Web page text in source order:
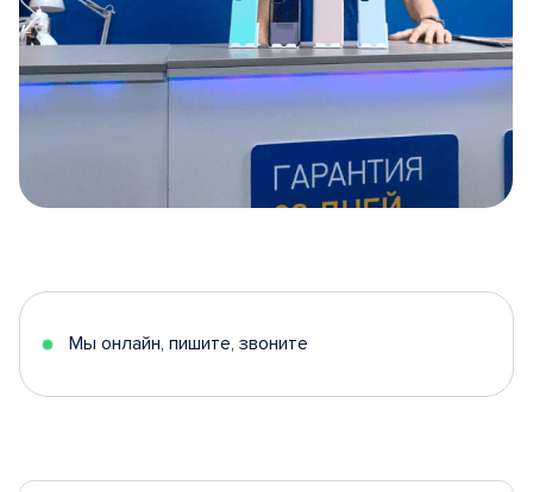
5
Мы онлайн, пишите, звоните